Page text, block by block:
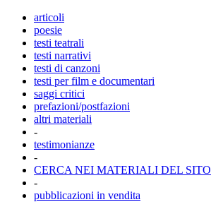
articoli
poesie
testi teatrali
testi narrativi
testi di canzoni
testi per film e documentari
saggi critici
prefazioni/postfazioni
altri materiali
-
testimonianze
-
CERCA NEI MATERIALI DEL SITO
-
pubblicazioni in vendita